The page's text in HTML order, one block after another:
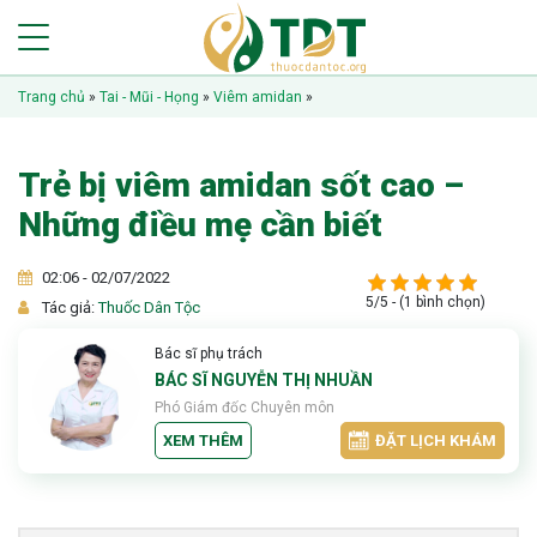
Trang chủ » Tai - Mũi - Họng » Viêm amidan »
Trẻ bị viêm amidan sốt cao –
Những điều mẹ cần biết
02:06 - 02/07/2022
Tác giả:Thuốc Dân Tộc 5/5 - (1 bình chọn)
Bác sĩ phụ trách
BÁC SĨ NGUYỄN THỊ NHUẦN
Phó Giám đốc Chuyên môn
XEM THÊM ĐẶT LỊCH KHÁM